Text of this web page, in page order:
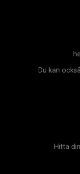
Du kan
Hitta